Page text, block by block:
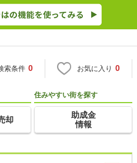
索条件 0 お気に入り 0
却
住みやすい街を探す
助成金
情報